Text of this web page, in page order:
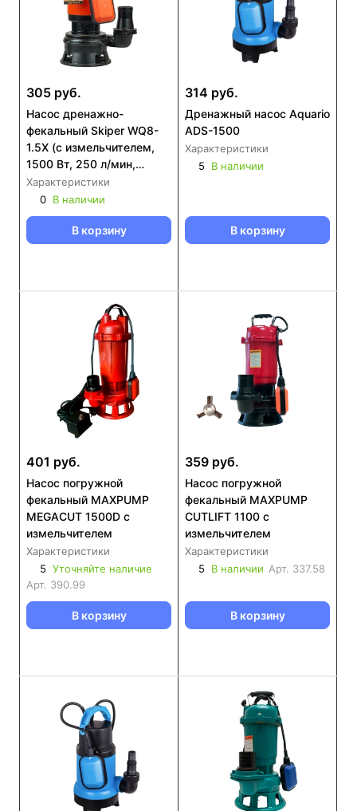
305 руб.
Насос дренажнo-
фекальный Skiper WQ8-
1.5X (с измельчителем,
1500 Вт, 250 л/мин,
чугун, попл.выкл)
Характеристики
0 В наличии
В корзину
314 руб.
Дренажный насос Aquario
ADS-1500
Характеристики
5
В наличии
В корзину
401 руб.
Насос погружной
фекальный MAXPUMP
MEGACUT 1500D с
измельчителем
Характеристики
5 Уточняйте наличие
Арт. 390.99
В корзину
359 руб.
Насос погружной
фекальный MAXPUMP
CUTLIFT 1100 с
измельчителем
Характеристики
5
В наличии Арт. 337.58
В корзину